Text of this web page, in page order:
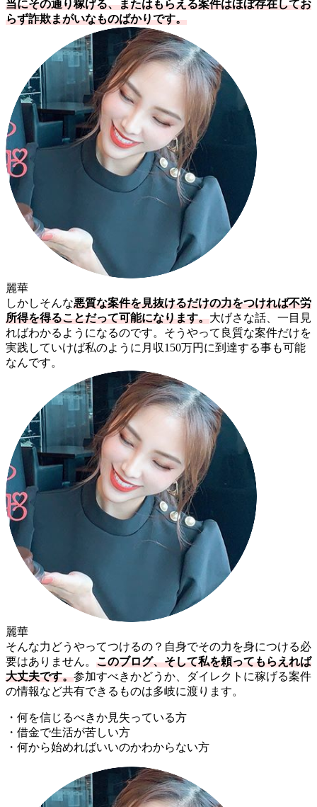
当にその通り稼げる、またはもらえる案件はほぼ存在してお
らず詐欺まがいなものばかりです。
麗華
しかしそんな悪質な案件を見抜けるだけの力をつければ不労
所得を得ることだって可能になります。大げさな話、一目見
ればわかるようになるのです。そうやって良質な案件だけを
実践していけば私のように月収150万円に到達する事も可能
なんです。
麗華
そんな力どうやってつけるの？自身でその力を身につける必
要はありません。 このブログ、そして私を頼ってもらえれば
大丈夫です。参加すべきかどうか、ダイレクトに稼げる案件
の情報など共有できるものは多岐に渡ります。
・何を信じるべきか見失っている方
・借金で生活が苦しい方
・何から始めればいいのかわからない方